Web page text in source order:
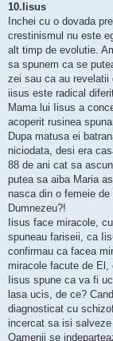
10.Iisus
Inchei cu o dovada
crestinismul nu este
alt timp de evolutie.
sa spunem ca se
zei sau ca au revelatii
iisus este radical
Mama lui Iisus a
acoperit rusinea
Dupa matusa ei
niciodata, desi era
88 de ani cat sa
putea sa aiba Maria
nasca din o femeie
Dumnezeu?!
Iisus face miracole,
spuneau fariseii, ca
confirmau ca facea
miracole facute de El,
Iisus spune ca va fi
lasa ucis, de ce?
diagnosticat cu
incercat sa isi
Oamenii se